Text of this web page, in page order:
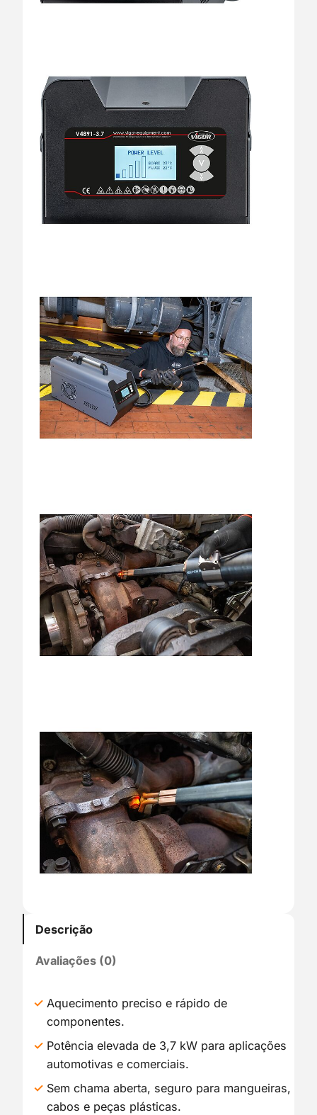
Descrição
Avaliações (0)
Aquecimento preciso e rápido de
componentes.
Potência elevada de 3,7 kW para aplicações
automotivas e comerciais.
Sem chama aberta, seguro para mangueiras,
cabos e peças plásticas.